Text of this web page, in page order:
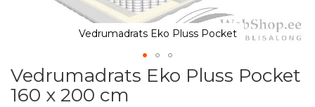
Vedrumadrats Eko Pluss Pocket
Skip
to
the
Vedrumadrats Eko Pluss Pocket
160 x 200 cm